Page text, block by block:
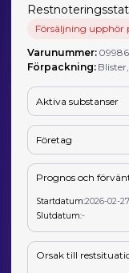
Försäljning upphör
Varunummer:
Förpackning:
Aktiva substanser
Företag
Prognos och
Startdatum:2026-02-27
Slutdatum:-
Orsak till